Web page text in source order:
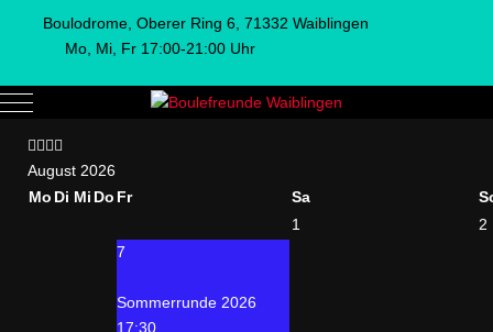
Boulodrome, Oberer Ring 6, 71332 Waiblingen
Mo, Mi, Fr 17:00-21:00 Uhr
Mobile Menu Toggle
August 2026
Mo Di Mi Do Fr Sa
1
2
7
Sommerrunde 2026
17:30